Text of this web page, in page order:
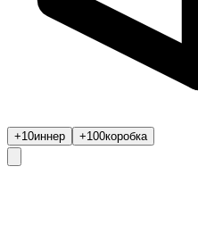
+10иннер +100коробка